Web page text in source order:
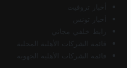
أخبار تروفيت
أخبار تونس
رابط خلفي مجاني
قائمة الشركات الأهلية المحلية
قائمة الشركات الأهلية الجهوية